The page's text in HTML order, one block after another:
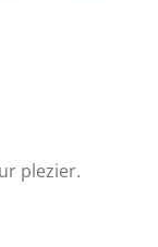
plezier.